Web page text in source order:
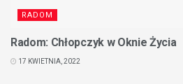
RADOM
Radom: Chłopczyk w Oknie Życia
17 KWIETNIA, 2022